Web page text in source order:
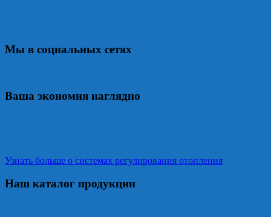
Мы в социальных сетях
Ваша экономия наглядно
Узнать больше о системах регулирования отопления
Наш каталог продукции